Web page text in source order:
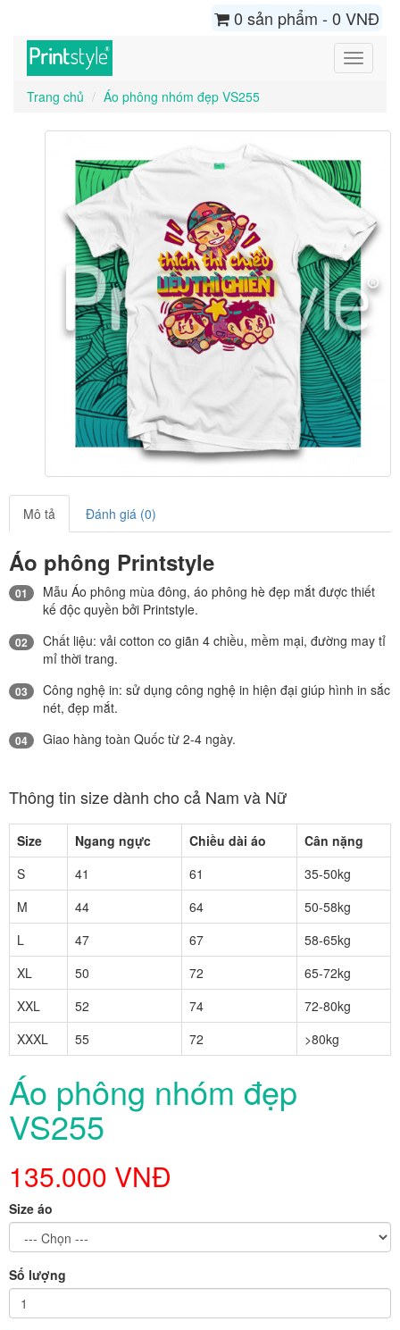
0 sản phẩm - 0 VNĐ
Toggle
Trang chủ
Áo phông nhóm đẹp VS255
Mô tả Đánh giá (0)
Áo phông Printstyle
01
Mẫu Áo phông mùa đông, áo phông hè đẹp mắt được thiết
kế độc quyền bởi Printstyle.
02
Chất liệu: vải cotton co giãn 4 chiều, mềm mại, đường may tỉ
mỉ thời trang.
03
Công nghệ in: sử dụng công nghệ in hiện đại giúp hình in sắc
nét, đẹp mắt.
04 Giao hàng toàn Quốc từ 2-4 ngày.
Thông tin size dành cho cả Nam và Nữ
Size Ngang ngực Chiều dài áo
Cân nặng
S
41 61
35-50kg
M
44 64
50-58kg
L
47 67
58-65kg
XL
50 72
65-72kg
XXL
52 74
72-80kg
XXXL
55 72 >80kg
Áo phông nhóm đẹp
VS255
135.000 VNĐ
Size áo
Số lượng